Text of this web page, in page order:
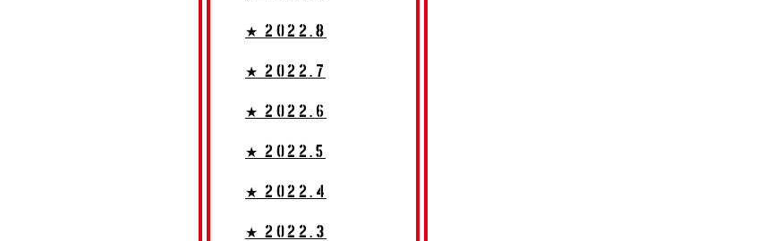
★ 2022.8
★ 2022.7
★ 2022.6
★ 2022.5
★ 2022.4
★ 2022.3